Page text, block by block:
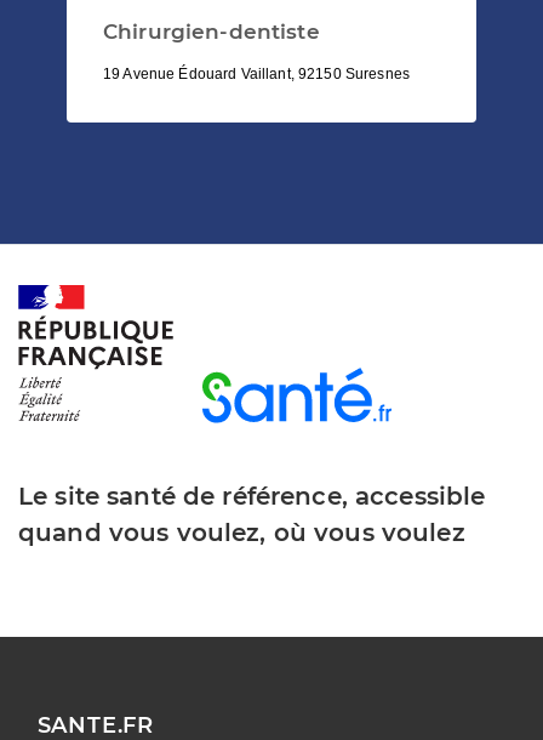
Chirurgien-dentiste
19 Avenue Édouard Vaillant, 92150 Suresnes
Le site santé de référence, accessible
quand vous voulez, où vous voulez
SANTE.FR